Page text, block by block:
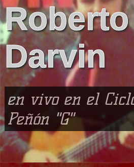
Roberto
Darvin
en vivo en el
Peñón "G"